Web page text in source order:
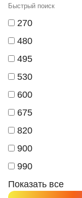
270
480
495
530
600
675
820
900
990
Показать все